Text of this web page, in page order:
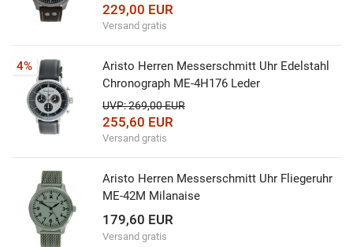
229,00 EUR
Versand gratis
Aristo Herren Messerschmitt Uhr Edelstahl
Chronograph ME-4H176 Leder
UVP: 269,00 EUR
255,60 EUR
Versand gratis
4%
Aristo Herren Messerschmitt Uhr Fliegeruhr
ME-42M Milanaise
179,60 EUR
Versand gratis